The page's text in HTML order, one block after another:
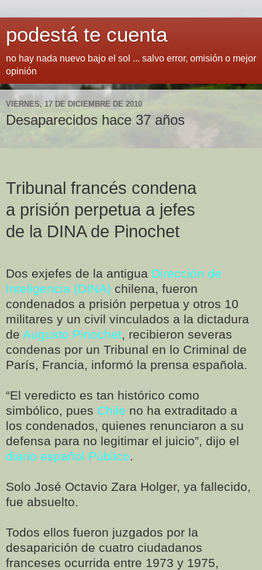
podestá te cuenta
no hay nada nuevo bajo el sol ... salvo error, omisión o mejor
opinión
VIERNES, 17 DE DICIEMBRE DE 2010
Desaparecidos hace 37 años
Tribunal francés condena
a prisión perpetua a jefes
de la DINA de Pinochet
Dos exjefes de la antigua Dirección de
Inteligencia (DINA) chilena, fueron
condenados a prisión perpetua y otros 10
militares y un civil vinculados a la dictadura
de Augusto Pinochet, recibieron severas
condenas por un Tribunal en lo Criminal de
París, Francia, informó la prensa española.
“El veredicto es tan histórico como
simbólico, pues Chile no ha extraditado a
los condenados, quienes renunciaron a su
defensa para no legitimar el juicio”, dijo el
diario español Público.
Solo José Octavio Zara Holger, ya fallecido,
fue absuelto.
Todos ellos fueron juzgados por la
desaparición de cuatro ciudadanos
franceses ocurrida entre 1973 y 1975,